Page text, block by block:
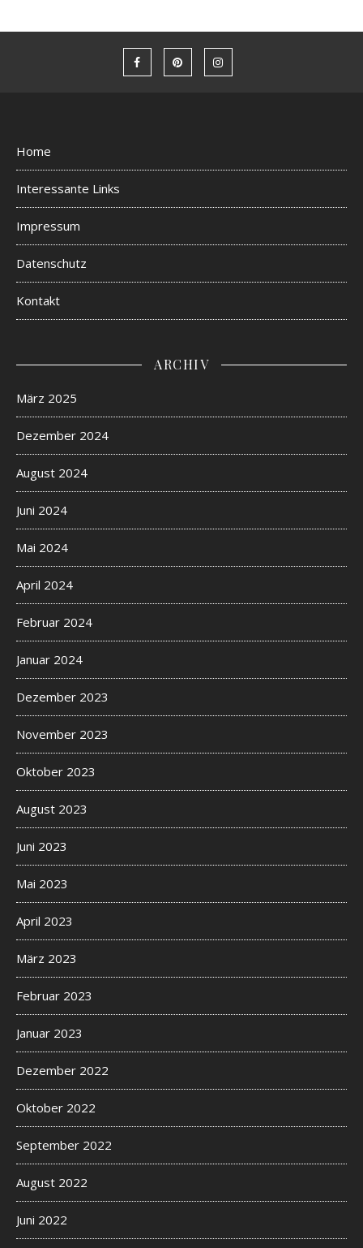
Home
Interessante Links
Impressum
Datenschutz
Kontakt
ARCHIV
März 2025
Dezember 2024
August 2024
Juni 2024
Mai 2024
April 2024
Februar 2024
Januar 2024
Dezember 2023
November 2023
Oktober 2023
August 2023
Juni 2023
Mai 2023
April 2023
März 2023
Februar 2023
Januar 2023
Dezember 2022
Oktober 2022
September 2022
August 2022
Juni 2022